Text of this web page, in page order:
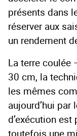
présents dans
réserver aux
un rendement
La terre coulée
30 cm, la
les mêmes
aujourd’hui
d’exécution